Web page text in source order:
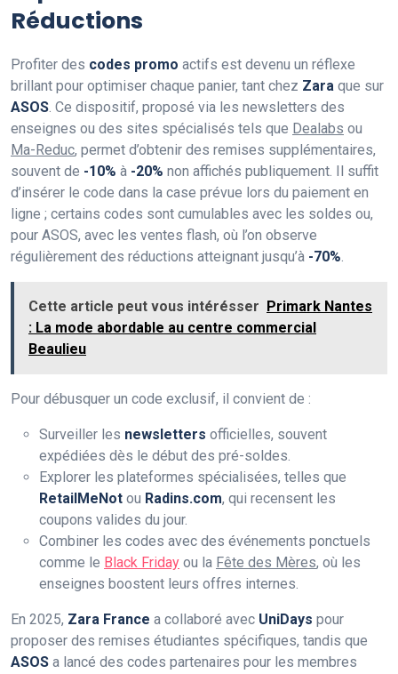
Réductions
Profiter des codes promo actifs est devenu un réflexe
brillant pour optimiser chaque panier, tant chez Zara que sur
ASOS. Ce dispositif, proposé via les newsletters des
enseignes ou des sites spécialisés tels que Dealabs ou
Ma-Reduc, permet d’obtenir des remises supplémentaires,
souvent de -10% à -20% non affichés publiquement. Il suffit
d’insérer le code dans la case prévue lors du paiement en
ligne ; certains codes sont cumulables avec les soldes ou,
pour ASOS, avec les ventes flash, où l’on observe
régulièrement des réductions atteignant jusqu’à -70%.
Cette article peut vous intérésser
Primark Nantes
: La mode abordable au centre commercial
Beaulieu
Pour débusquer un code exclusif, il convient de :
Surveiller les newsletters officielles, souvent
expédiées dès le début des pré-soldes.
Explorer les plateformes spécialisées, telles que
RetailMeNot ou Radins.com, qui recensent les
coupons valides du jour.
Combiner les codes avec des événements ponctuels
comme le Black Friday ou la Fête des Mères, où les
enseignes boostent leurs offres internes.
En 2025, Zara France a collaboré avec UniDays pour
proposer des remises étudiantes spécifiques, tandis que
ASOS a lancé des codes partenaires pour les membres